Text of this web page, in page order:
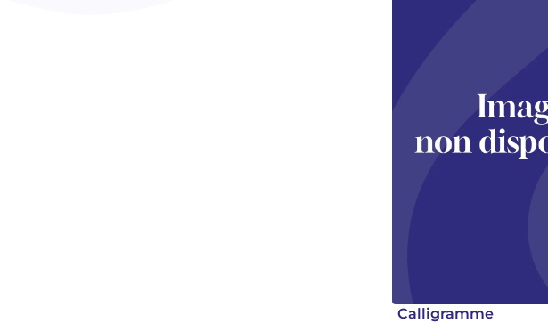
Calligramme